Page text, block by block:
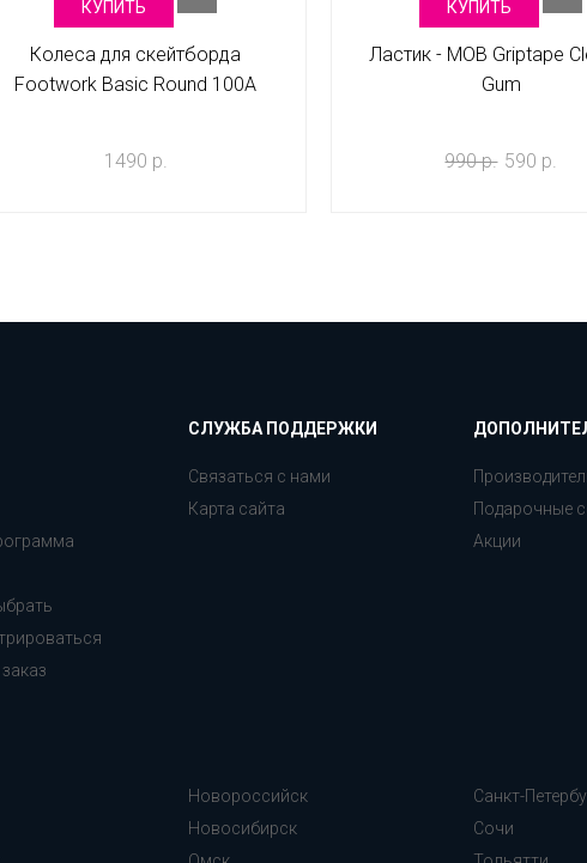
КУПИТЬ
Колеса для скейтборда
Footwork Basic Round 100A
1490 р.
КУПИТЬ
Ластик - MOB Griptape
Gum
990 р. 590 р.
СЛУЖБА ПОДДЕРЖКИ
Связаться с нами
Карта сайта
Подарочные
Акции
Новороссийск
Новосибирск
Санкт-
Сочи